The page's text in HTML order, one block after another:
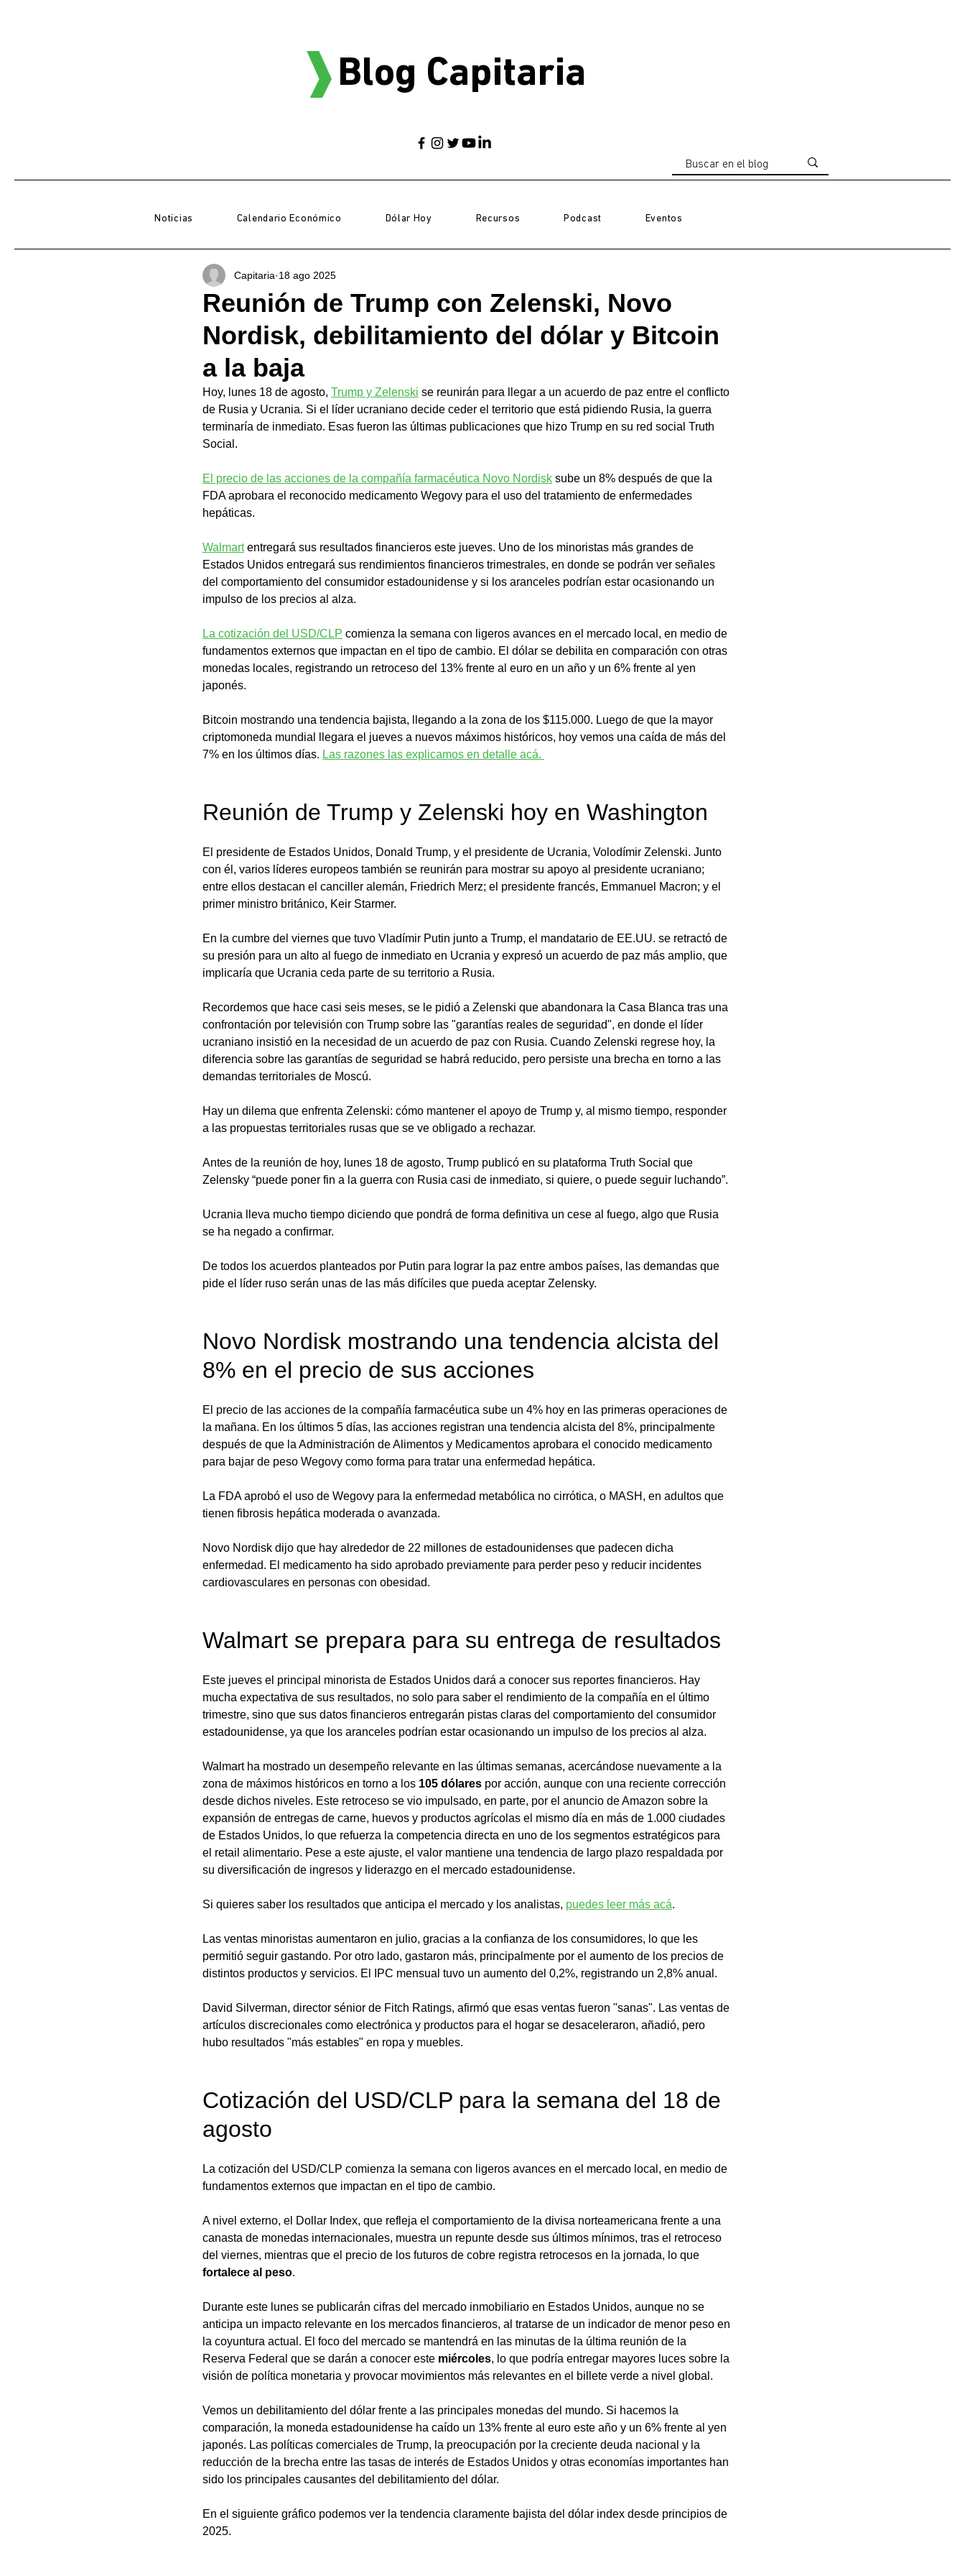
Blog Capitaria
Noticias Calendario Económico Dólar Hoy Recursos Podcast Eventos
Reunión de Trump con Zelenski, Novo
Nordisk, debilitamiento del dólar y Bitcoin
a la baja
Capitaria 18 ago 2025
Hoy, lunes 18 de agosto, Trump y Zelenski se reunirán para llegar a un acuerdo de paz entre el conflicto
de Rusia y Ucrania. Si el líder ucraniano decide ceder el territorio que está pidiendo Rusia, la guerra
terminaría de inmediato. Esas fueron las últimas publicaciones que hizo Trump en su red social Truth
Social.
El precio de las acciones de la compañía farmacéutica Novo Nordisk sube un 8% después de que la
FDA aprobara el reconocido medicamento Wegovy para el uso del tratamiento de enfermedades
hepáticas.
Walmart entregará sus resultados financieros este jueves. Uno de los minoristas más grandes de
Estados Unidos entregará sus rendimientos financieros trimestrales, en donde se podrán ver señales
del comportamiento del consumidor estadounidense y si los aranceles podrían estar ocasionando un
impulso de los precios al alza.
La cotización del USD/CLP comienza la semana con ligeros avances en el mercado local, en medio de
fundamentos externos que impactan en el tipo de cambio. El dólar se debilita en comparación con otras
monedas locales, registrando un retroceso del 13% frente al euro en un año y un 6% frente al yen
japonés.
Bitcoin mostrando una tendencia bajista, llegando a la zona de los $115.000. Luego de que la mayor
criptomoneda mundial llegara el jueves a nuevos máximos históricos, hoy vemos una caída de más del
7% en los últimos días. Las razones las explicamos en detalle acá.
Reunión de Trump y Zelenski hoy en Washington
El presidente de Estados Unidos, Donald Trump, y el presidente de Ucrania, Volodímir Zelenski. Junto
con él, varios líderes europeos también se reunirán para mostrar su apoyo al presidente ucraniano;
entre ellos destacan el canciller alemán, Friedrich Merz; el presidente francés, Emmanuel Macron; y el
primer ministro británico, Keir Starmer.
En la cumbre del viernes que tuvo Vladímir Putin junto a Trump, el mandatario de EE.UU. se retractó de
su presión para un alto al fuego de inmediato en Ucrania y expresó un acuerdo de paz más amplio, que
implicaría que Ucrania ceda parte de su territorio a Rusia.
Recordemos que hace casi seis meses, se le pidió a Zelenski que abandonara la Casa Blanca tras una
confrontación por televisión con Trump sobre las "garantías reales de seguridad", en donde el líder
ucraniano insistió en la necesidad de un acuerdo de paz con Rusia. Cuando Zelenski regrese hoy, la
diferencia sobre las garantías de seguridad se habrá reducido, pero persiste una brecha en torno a las
demandas territoriales de Moscú.
Hay un dilema que enfrenta Zelenski: cómo mantener el apoyo de Trump y, al mismo tiempo, responder
a las propuestas territoriales rusas que se ve obligado a rechazar.
Antes de la reunión de hoy, lunes 18 de agosto, Trump publicó en su plataforma Truth Social que
Zelensky “puede poner fin a la guerra con Rusia casi de inmediato, si quiere, o puede seguir luchando”.
Ucrania lleva mucho tiempo diciendo que pondrá de forma definitiva un cese al fuego, algo que Rusia
se ha negado a confirmar.
De todos los acuerdos planteados por Putin para lograr la paz entre ambos países, las demandas que
pide el líder ruso serán unas de las más difíciles que pueda aceptar Zelensky.
Novo Nordisk mostrando una tendencia alcista del
8% en el precio de sus acciones
El precio de las acciones de la compañía farmacéutica sube un 4% hoy en las primeras operaciones de
la mañana. En los últimos 5 días, las acciones registran una tendencia alcista del 8%, principalmente
después de que la Administración de Alimentos y Medicamentos aprobara el conocido medicamento
para bajar de peso Wegovy como forma para tratar una enfermedad hepática.
La FDA aprobó el uso de Wegovy para la enfermedad metabólica no cirrótica, o MASH, en adultos que
tienen fibrosis hepática moderada o avanzada.
Novo Nordisk dijo que hay alrededor de 22 millones de estadounidenses que padecen dicha
enfermedad. El medicamento ha sido aprobado previamente para perder peso y reducir incidentes
cardiovasculares en personas con obesidad.
Walmart se prepara para su entrega de resultados
Este jueves el principal minorista de Estados Unidos dará a conocer sus reportes financieros. Hay
mucha expectativa de sus resultados, no solo para saber el rendimiento de la compañía en el último
trimestre, sino que sus datos financieros entregarán pistas claras del comportamiento del consumidor
estadounidense, ya que los aranceles podrían estar ocasionando un impulso de los precios al alza.
Walmart ha mostrado un desempeño relevante en las últimas semanas, acercándose nuevamente a la
zona de máximos históricos en torno a los 105 dólares por acción, aunque con una reciente corrección
desde dichos niveles. Este retroceso se vio impulsado, en parte, por el anuncio de Amazon sobre la
expansión de entregas de carne, huevos y productos agrícolas el mismo día en más de 1.000 ciudades
de Estados Unidos, lo que refuerza la competencia directa en uno de los segmentos estratégicos para
el retail alimentario. Pese a este ajuste, el valor mantiene una tendencia de largo plazo respaldada por
su diversificación de ingresos y liderazgo en el mercado estadounidense.
Si quieres saber los resultados que anticipa el mercado y los analistas, puedes leer más acá.
Las ventas minoristas aumentaron en julio, gracias a la confianza de los consumidores, lo que les
permitió seguir gastando. Por otro lado, gastaron más, principalmente por el aumento de los precios de
distintos productos y servicios. El IPC mensual tuvo un aumento del 0,2%, registrando un 2,8% anual.
David Silverman, director sénior de Fitch Ratings, afirmó que esas ventas fueron "sanas". Las ventas de
artículos discrecionales como electrónica y productos para el hogar se desaceleraron, añadió, pero
hubo resultados "más estables" en ropa y muebles.
Cotización del USD/CLP para la semana del 18 de
agosto
La cotización del USD/CLP comienza la semana con ligeros avances en el mercado local, en medio de
fundamentos externos que impactan en el tipo de cambio.
A nivel externo, el Dollar Index, que refleja el comportamiento de la divisa norteamericana frente a una
canasta de monedas internacionales, muestra un repunte desde sus últimos mínimos, tras el retroceso
del viernes, mientras que el precio de los futuros de cobre registra retrocesos en la jornada, lo que
fortalece al peso.
Durante este lunes se publicarán cifras del mercado inmobiliario en Estados Unidos, aunque no se
anticipa un impacto relevante en los mercados financieros, al tratarse de un indicador de menor peso en
la coyuntura actual. El foco del mercado se mantendrá en las minutas de la última reunión de la
Reserva Federal que se darán a conocer este miércoles, lo que podría entregar mayores luces sobre la
visión de política monetaria y provocar movimientos más relevantes en el billete verde a nivel global.
Vemos un debilitamiento del dólar frente a las principales monedas del mundo. Si hacemos la
comparación, la moneda estadounidense ha caído un 13% frente al euro este año y un 6% frente al yen
japonés. Las políticas comerciales de Trump, la preocupación por la creciente deuda nacional y la
reducción de la brecha entre las tasas de interés de Estados Unidos y otras economías importantes han
sido los principales causantes del debilitamiento del dólar.
En el siguiente gráfico podemos ver la tendencia claramente bajista del dólar index desde principios de
2025.